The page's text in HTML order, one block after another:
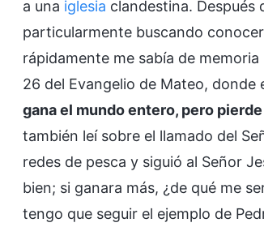
a una iglesia clandestina. Después
particularmente buscando
rápidamente me sabía de
26 del Evangelio de Mateo, donde
gana el mundo entero, pero
también leí sobre el llamado del
redes de pesca y siguió al Señor
bien; si ganara más, ¿de qué me
tengo que seguir el ejemplo de